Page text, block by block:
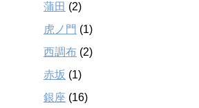
蒲田 (2)
虎ノ門 (1)
西調布 (2)
赤坂 (1)
銀座 (16)